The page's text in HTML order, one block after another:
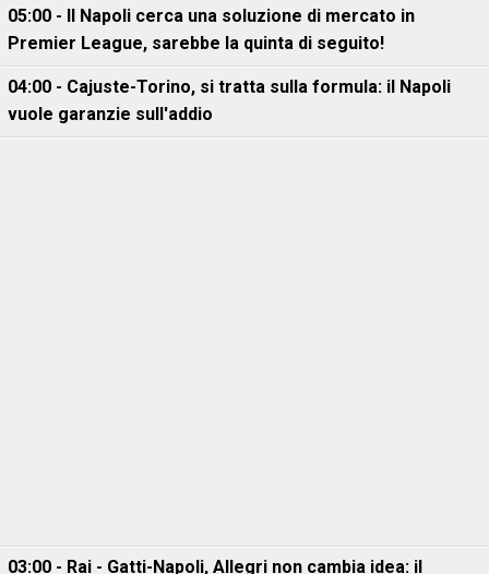
05:00 - Il Napoli cerca una soluzione di mercato in
Premier League, sarebbe la quinta di seguito!
04:00 - Cajuste-Torino, si tratta sulla formula: il Napoli
vuole garanzie sull'addio
03:00 - Rai - Gatti-Napoli, Allegri non cambia idea: il